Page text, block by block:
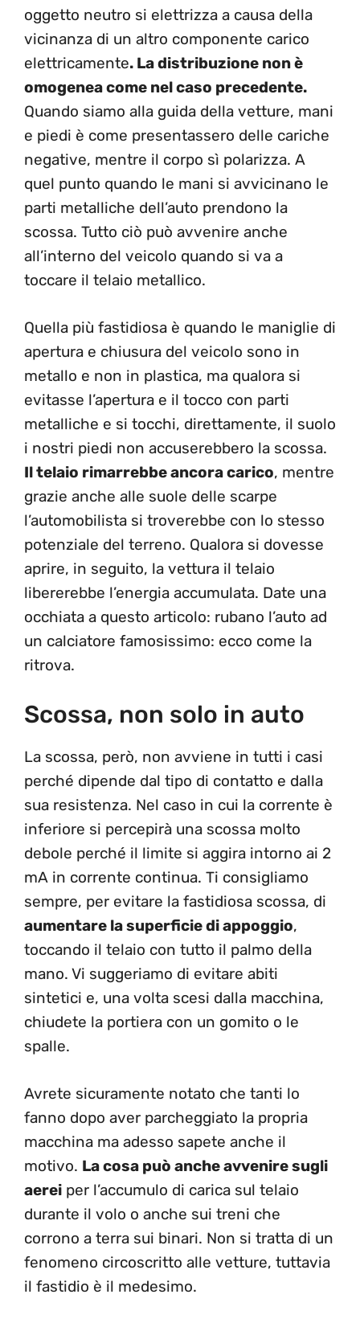
oggetto neutro si elettrizza a causa della
vicinanza di un altro componente carico
elettricamente. La distribuzione non è
omogenea come nel caso precedente.
Quando siamo alla guida della vetture, mani
e piedi è come presentassero delle cariche
negative, mentre il corpo sì polarizza. A
quel punto quando le mani si avvicinano le
parti metalliche dell’auto prendono la
scossa. Tutto ciò può avvenire anche
all’interno del veicolo quando si va a
toccare il telaio metallico.
Quella più fastidiosa è quando le maniglie di
apertura e chiusura del veicolo sono in
metallo e non in plastica, ma qualora si
evitasse l’apertura e il tocco con parti
metalliche e si tocchi, direttamente, il suolo
i nostri piedi non accuserebbero la scossa.
Il telaio rimarrebbe ancora carico, mentre
grazie anche alle suole delle scarpe
l’automobilista si troverebbe con lo stesso
potenziale del terreno. Qualora si dovesse
aprire, in seguito, la vettura il telaio
libererebbe l’energia accumulata. Date una
occhiata a questo articolo: rubano l’auto ad
un calciatore famosissimo: ecco come la
ritrova.
Scossa, non solo in auto
La scossa, però, non avviene in tutti i casi
perché dipende dal tipo di contatto e dalla
sua resistenza. Nel caso in cui la corrente è
inferiore si percepirà una scossa molto
debole perché il limite si aggira intorno ai 2
mA in corrente continua. Ti consigliamo
sempre, per evitare la fastidiosa scossa, di
aumentare la superficie di appoggio,
toccando il telaio con tutto il palmo della
mano. Vi suggeriamo di evitare abiti
sintetici e, una volta scesi dalla macchina,
chiudete la portiera con un gomito o le
spalle.
Avrete sicuramente notato che tanti lo
fanno dopo aver parcheggiato la propria
macchina ma adesso sapete anche il
motivo. La cosa può anche avvenire sugli
aerei per l’accumulo di carica sul telaio
durante il volo o anche sui treni che
corrono a terra sui binari. Non si tratta di un
fenomeno circoscritto alle vetture, tuttavia
il fastidio è il medesimo.